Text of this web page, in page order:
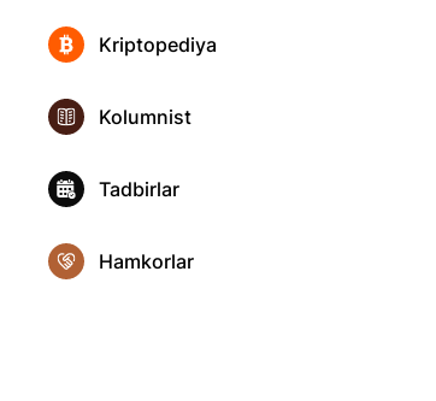
Kriptopediya
Hamkorlar
Kolumnist
Tadbirlar